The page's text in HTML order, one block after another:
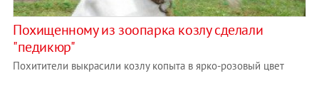
Похищенному из зоопарка козлу сделали
"педикюр"
Похитители выкрасили козлу копыта в ярко-розовый цвет